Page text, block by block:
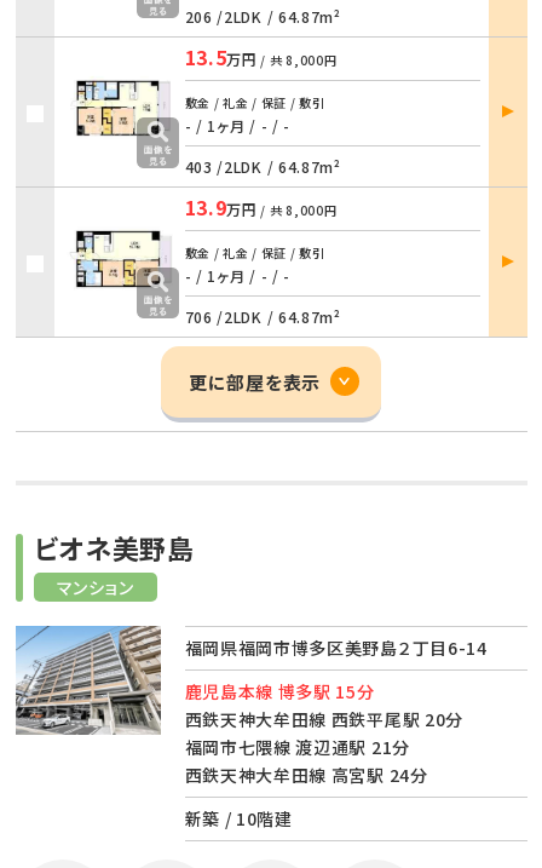
206 /2LDK / 64.87m²
13.5万円 / 共 8,000円
敷金 / 礼金 / 保証 / 敷引
- / 1ヶ月 / - / -
403 /2LDK / 64.87m²
部屋
詳細
13.9万円 / 共 8,000円
敷金 / 礼金 / 保証 / 敷引
- / 1ヶ月 / - / -
706 /2LDK / 64.87m²
部屋
詳細
更に部屋を表示
マンション
ビオネ美野島
福岡県福岡市博多区美野島２丁目6-14
鹿児島本線 博多駅 15分
西鉄天神大牟田線 西鉄平尾駅 20分
福岡市七隈線 渡辺通駅 21分
西鉄天神大牟田線 高宮駅 24分
新築 / 10階建